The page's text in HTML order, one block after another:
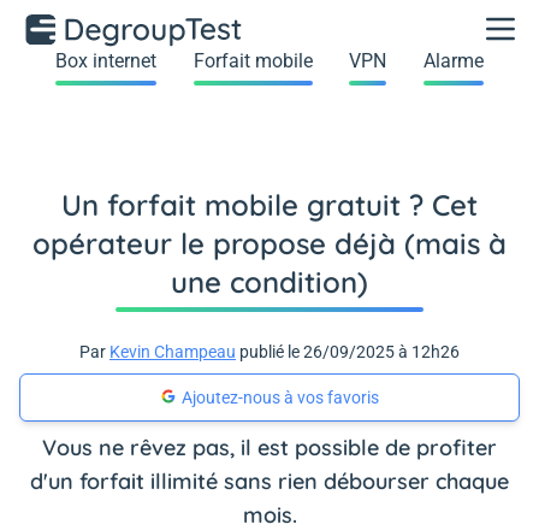
Box internet Forfait mobile VPN Alarme
Un forfait mobile gratuit ? Cet
opérateur le propose déjà (mais à
une condition)
Par Kevin Champeau publié le 26/09/2025 à 12h26
Ajoutez-nous à vos favoris
Vous ne rêvez pas, il est possible de profiter
d'un forfait illimité sans rien débourser chaque
mois.